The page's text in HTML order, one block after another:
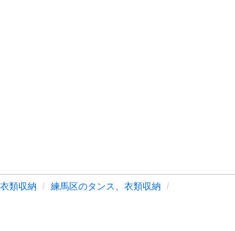
類収納
練馬区のタンス、衣類収納